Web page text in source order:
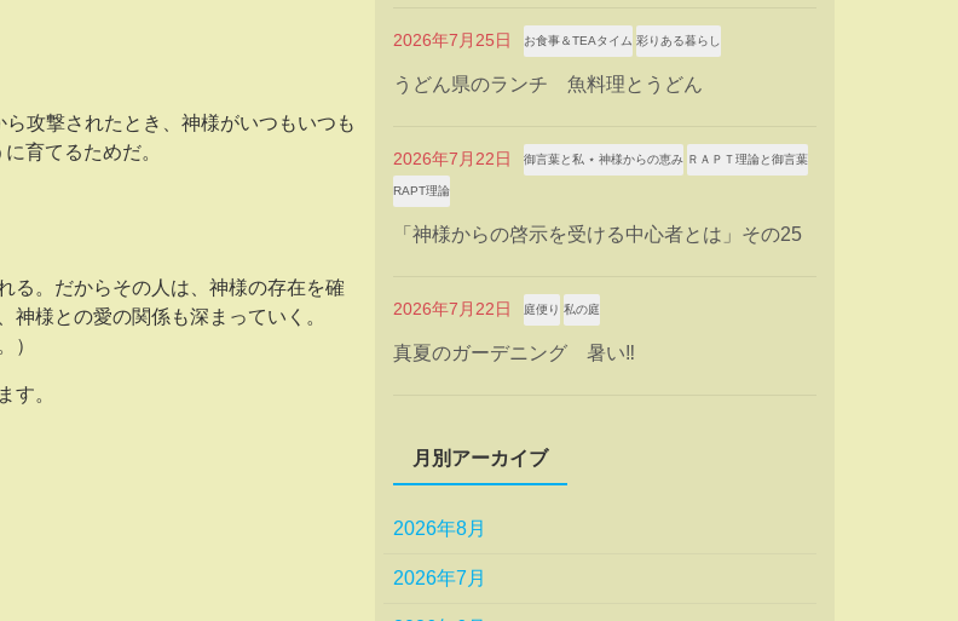
攻撃されたとき、神様がいつもいつも
育てるためだ。
る。だからその人は、神様の存在を確
様との愛の関係も深まっていく。
）
す。
2026年7月25日 お食事＆TEAタイム 彩りある暮らし
うどん県のランチ 魚料理とうどん
2026年7月22日 御言葉と私 ⋆ 神様からの恵み ＲＡＰＴ理論と御言葉
RAPT理論
「神様からの啓示を受ける中心者とは」その25
2026年7月22日 庭便り 私の庭
真夏のガーデニング 暑い‼
月別アーカイブ
2026年8月
2026年7月